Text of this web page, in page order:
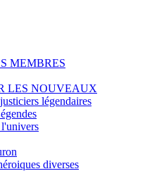
MEMBRES
LES NOUVEAUX
légendaires
diverses